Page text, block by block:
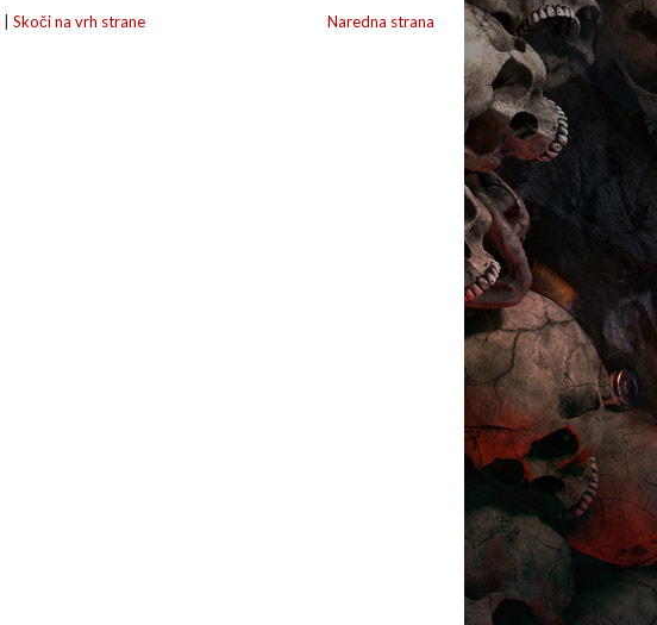
Naredna strana
Skoči na vrh strane